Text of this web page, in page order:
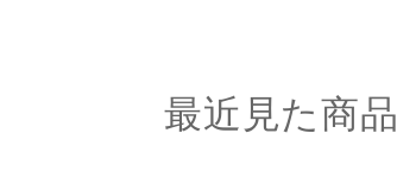
最近見た商品